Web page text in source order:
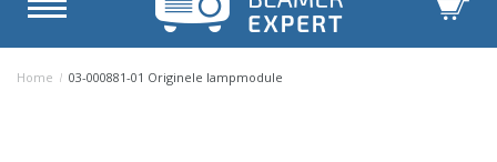
Home / 03-000881-01 Originele lampmodule